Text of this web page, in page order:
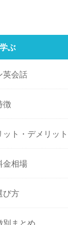
ぶ
英会話
徴
ト・デメリット
金相場
び方
別まとめ